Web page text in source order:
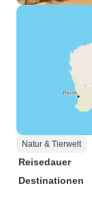
Natur & Tierwelt
Reisedauer
Destinationen